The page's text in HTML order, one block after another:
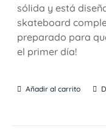
sólida y está
skateboard
preparado para
el primer día!
Añadir al carrito